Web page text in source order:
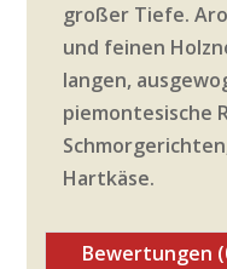
großer Tiefe.
und feinen
langen,
piemontesische
Hartkäse.
Bewertungen